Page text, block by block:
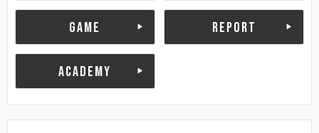
GAME REPORT
ACADEMY